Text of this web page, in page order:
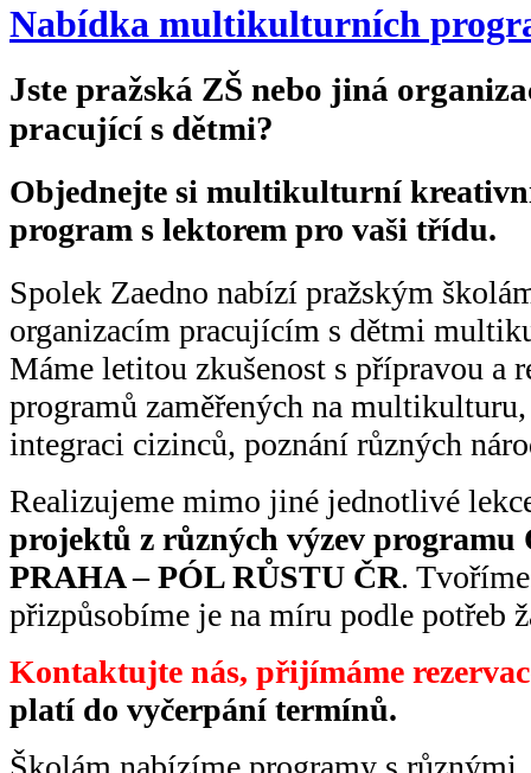
Nabídka multikulturních
Jste pražská ZŠ nebo jiná
pracující s dětmi?
Objednejte si multikulturní
program s lektorem pro vaši třídu.
Spolek Zaedno nabízí pražským
organizacím pracujícím s dětmi
Máme letitou zkušenost s přípravou a
programů zaměřených na
integraci cizinců, poznání různých
Realizujeme mimo jiné jednotlivé
projektů z různých výzev
PRAHA – PÓL RŮSTU ČR.
přizpůsobíme je na míru podle potřeb
Kontaktujte nás, přijímáme
platí do vyčerpání termínů.